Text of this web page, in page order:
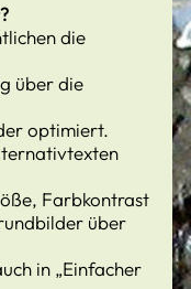
die
über die
optimiert.
Farbkontrast
über
in „Einfacher